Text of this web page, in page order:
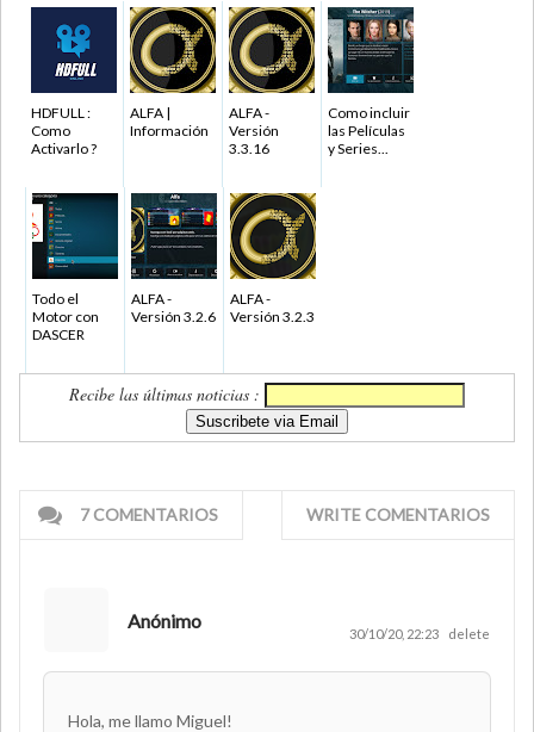
HDFULL :
Como
Activarlo ?
ALFA |
Información
ALFA -
Versión
3.3.16
Como incluir
las Películas
y Series...
Todo el
Motor con
DASCER
ALFA -
Versión 3.2.6
ALFA -
Versión 3.2.3
Recibe las últimas noticias :
7 COMENTARIOS WRITE COMENTARIOS
Anónimo
30/10/20, 22:23 delete
Hola, me llamo Miguel!